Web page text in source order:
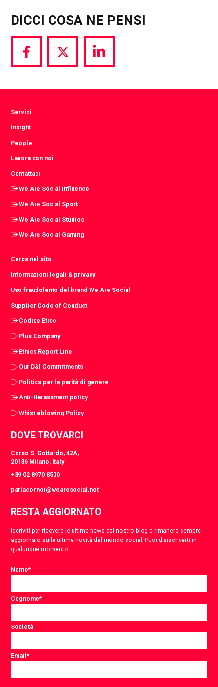
DICCI COSA NE PENSI
Share
via
Share
via
Share
via
Servizi
Insight
People
Lavora con noi
Contattaci
We Are Social Influence
We Are Social Sport
We Are Social Studios
We Are Social Gaming
Cerca nel sito
Informazioni legali & privacy
Uso fraudolento del brand We Are Social
Supplier Code of Conduct
Codice Etico
Plus Company
Ethics Report Line
Our D&I Commitments
Politica per la parità di genere
Anti-Harassment policy
Whistleblowing Policy
DOVE TROVARCI
Corso S. Gottardo, 42A,
20136 Milano, Italy
+39 02 8970 8500
parlaconnoi@wearesocial.net
RESTA AGGIORNATO
Iscriviti per ricevere le ultime news dal nostro blog e rimanere sempre
aggiornato sulle ultime novità dal mondo social. Puoi disiscriverti in
qualunque momento.
Nome*
Cognome*
Società
Email*